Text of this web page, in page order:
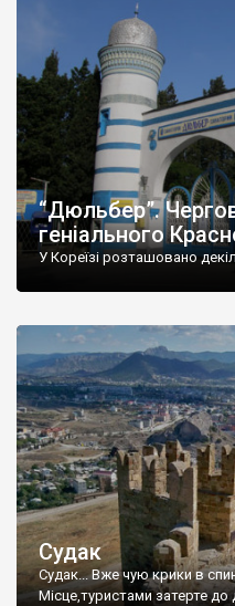
“Дюльбер”.
геніального
У Кореїзі розташовано
Судак
Судак... Вже чую крики в
Місце,туристами затерте